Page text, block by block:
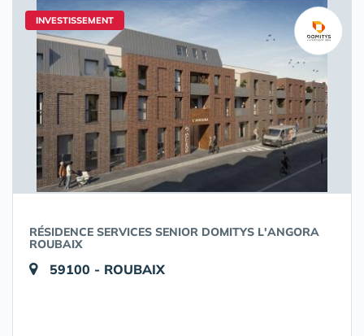
INVESTISSEMENT
RÉSIDENCE SERVICES SENIOR DOMITYS L'ANGORA
ROUBAIX
59100 - ROUBAIX